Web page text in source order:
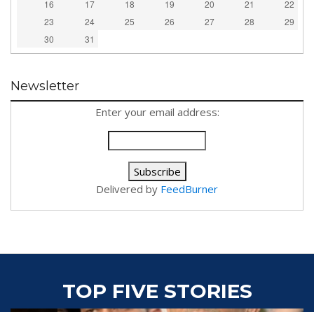
16
17 18 19 20 21
22
23
24 25 26 27 28
29
30
31
Newsletter
Enter your email address:
Delivered by FeedBurner
TOP FIVE STORIES